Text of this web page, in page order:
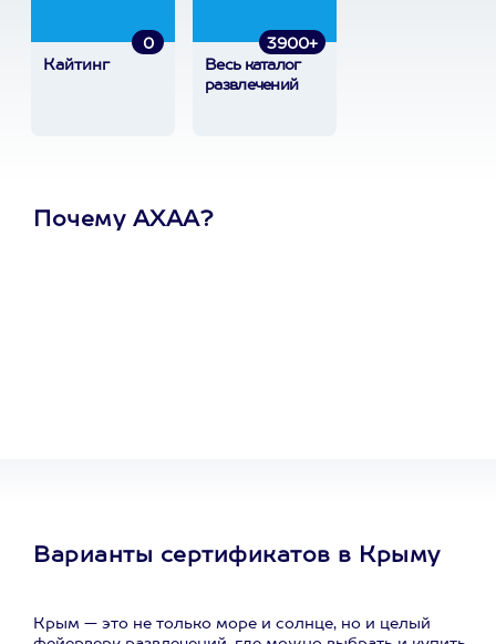
0
Кайтинг
3900+
Весь каталог
развлечений
Почему АХАА?
Варианты сертификатов в Крыму
Крым — это не только море и солнце, но и целый